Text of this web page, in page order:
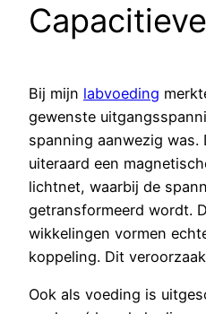
Bij mijn labvoeding
gewenste
spanning aanwezig
uiteraard een
lichtnet, waarbij de
getransformeerd wordt.
wikkelingen vormen
koppeling. Dit
Ook als voeding is